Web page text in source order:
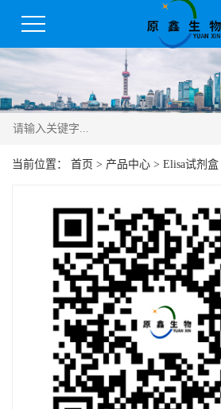
当前位置： 首页 > 产品中心 > Elisa试剂盒